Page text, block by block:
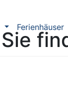
Ferienhäuser
Sie